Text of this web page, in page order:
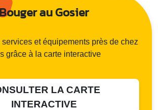
au Gosier
services et équipements près de chez
grâce à la carte interactive
LA CARTE
INTERACTIVE